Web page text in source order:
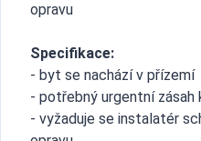
opravu
Specifikace:
- byt se nachází v přízemí
- potřebný urgentní zásah
- vyžaduje se instalatér